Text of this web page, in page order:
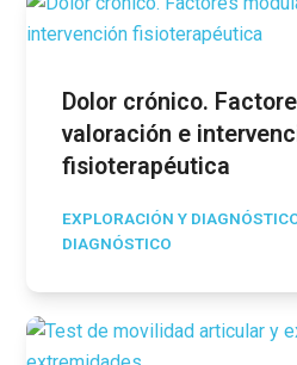
Dolor crónico.
valoración e
fisioterapéutica
EXPLORACIÓN Y
DIAGNÓSTICO